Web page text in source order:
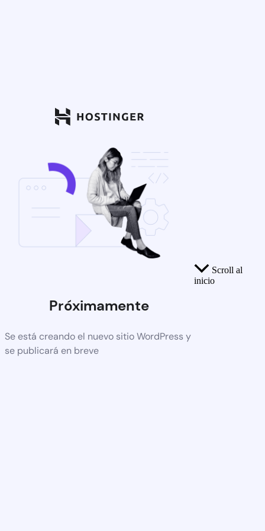
Próximamente
Se está creando el nuevo sitio WordPress y
se publicará en breve
Scroll al
inicio